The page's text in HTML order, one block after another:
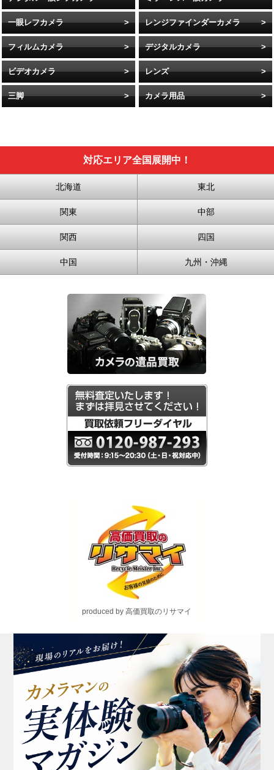
一眼レフカメラ レンジファインダーカメラ
フィルムカメラ デジタルカメラ
ビデオカメラ レンズ
三脚 カメラ用品
対応エリア全国展開中！
北海道 東北
関東 中部
関西 四国
中国 九州・沖縄
produced by 高価買取のリサマイ